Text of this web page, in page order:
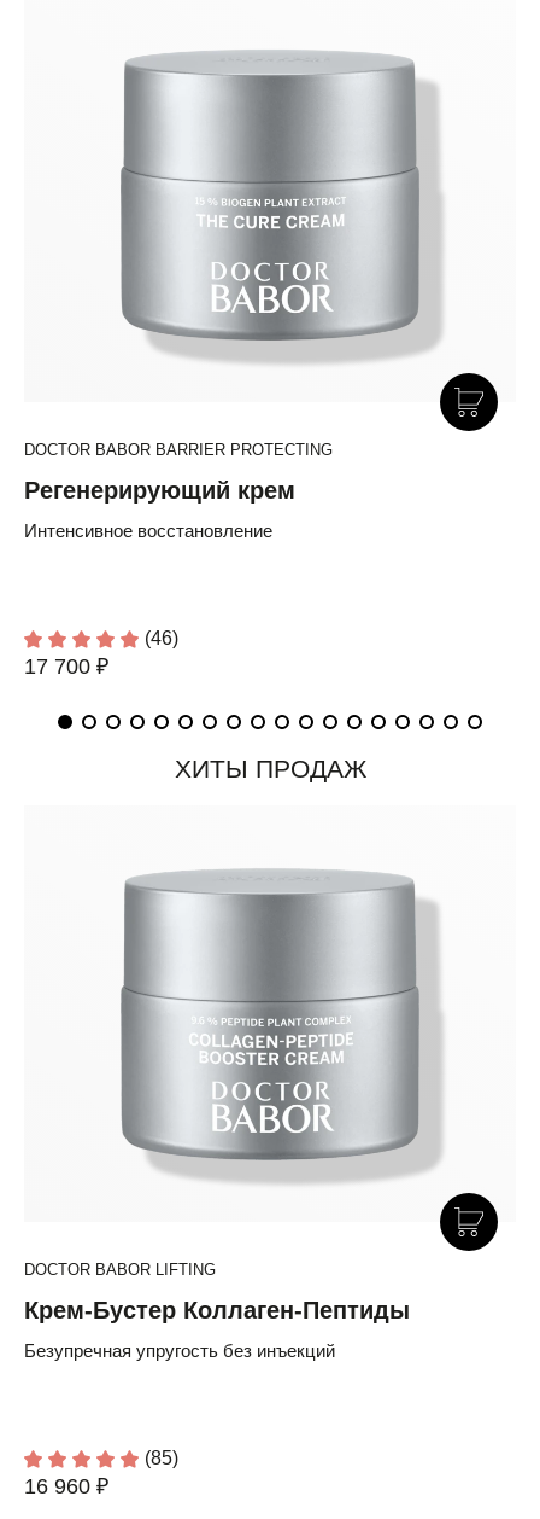
DOCTOR BABOR BARRIER PROTECTING
Регенерирующий крем
Интенсивное восстановление
(46)
17 700 ₽
ХИТЫ ПРОДАЖ
DOCTOR BABOR LIFTING
Крем-Бустер Коллаген-Пептиды
Безупречная упругость без инъекций
(85)
16 960 ₽